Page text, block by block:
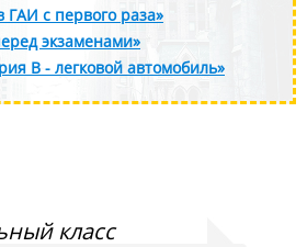
ГАИ с первого раза»
экзаменами»
B - легковой автомобиль»
класс